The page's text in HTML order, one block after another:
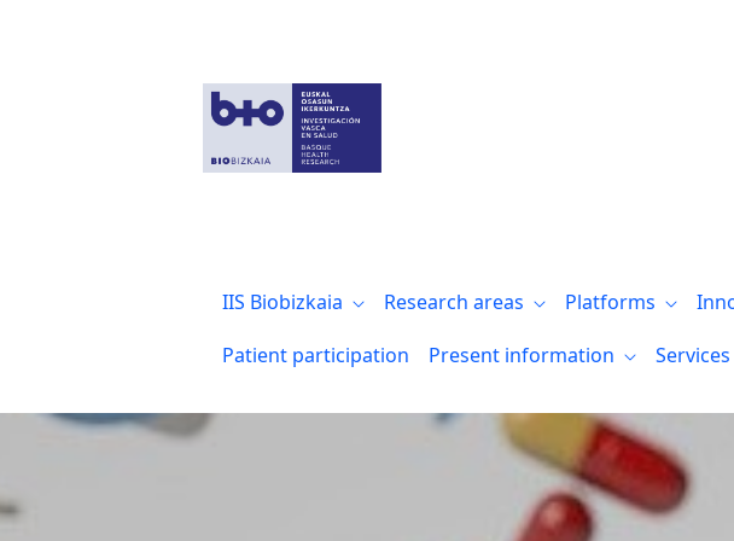
IIS Biobizkaia Research areas Platforms
Patient participation
Present information Services